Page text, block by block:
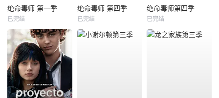
绝命毒师 第一季
已完结
绝命毒师 第四季
已完结
绝命毒师第四季
已完结